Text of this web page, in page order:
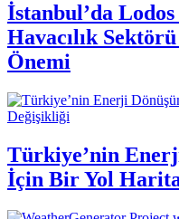
İstanbul’da Lodos
Havacılık
Önemi
Değişikliği
Türkiye’nin
İçin Bir Yol